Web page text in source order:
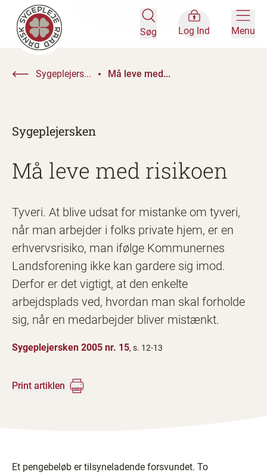
Søg Log Ind Menu
Sygeplejers... Må leve med...
Sygeplejersken
Må leve med risikoen
Tyveri. At blive udsat for mistanke om tyveri,
når man arbejder i folks private hjem, er en
erhvervsrisiko, man ifølge Kommunernes
Landsforening ikke kan gardere sig imod.
Derfor er det vigtigt, at den enkelte
arbejdsplads ved, hvordan man skal forholde
sig, når en medarbejder bliver mistænkt.
Sygeplejersken 2005 nr. 15, s. 12-13
Print artiklen
Et pengebeløb er tilsyneladende forsvundet. To